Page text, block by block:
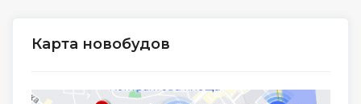
Карта новобудов